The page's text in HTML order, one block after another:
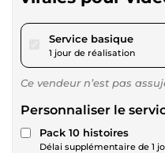
Service basiquepour
1 jour de réalisation
Ce vendeur n’est pas
Personnaliser le
Pack 10 histoires
Délai supplémentaire de 1